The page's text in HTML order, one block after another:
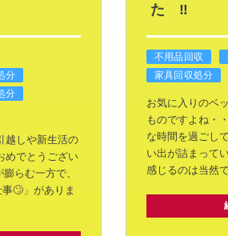
分
分
越しや新生活の
めでとうござい
らむ一方で、
🙄」がありま
た ‼
不用品回収
家具回収処分
お気に入りのベ
ものですよね・
な時間を過ごし
い出が詰まってい
感じるのは当然